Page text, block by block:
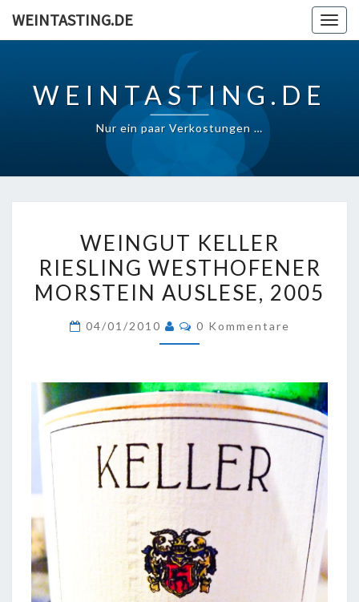
WEINTASTING.DE
WEINTASTING.DE
Nur ein paar Verkostungen …
KELLER
RIESLING
WESTHOFENER
AUSLESE,
WEINGUT KELLER
RIESLING WESTHOFENER
MORSTEIN AUSLESE, 2005
04/01/2010 Kommentare
0 Kommentare